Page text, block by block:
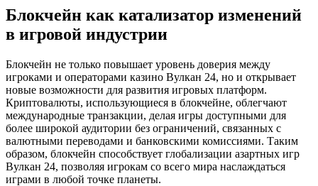
Блокчейн как катализатор изменений
в игровой индустрии
Блокчейн не только повышает уровень доверия между
игроками и операторами казино Вулкан 24, но и открывает
новые возможности для развития игровых платформ.
Криптовалюты, использующиеся в блокчейне, облегчают
международные транзакции, делая игры доступными для
более широкой аудитории без ограничений, связанных с
валютными переводами и банковскими комиссиями. Таким
образом, блокчейн способствует глобализации азартных игр
Вулкан 24, позволяя игрокам со всего мира наслаждаться
играми в любой точке планеты.